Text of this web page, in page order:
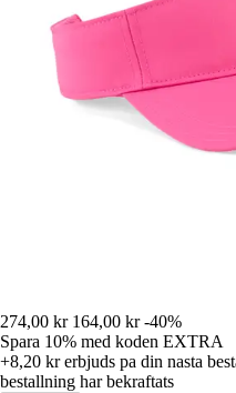
274,00 kr 164,00 kr -40%
Spara 10% med koden EXTRA
+8,20 krerbjuds pa din nasta
bestallning har bekraftats